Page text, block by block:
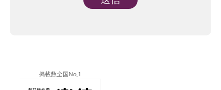
掲載数全国No,1